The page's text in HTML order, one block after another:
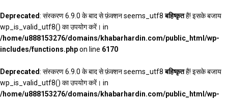
Deprecated: संस्करण 6.9.0 के बाद से फ़ंक्शन seems_utf8बहिष्कृतहै! इसके बजाय
wp_is_valid_utf8() का उपयोग करें। in
/home/u888153276/domains/khabarhardin.com/public_html/wp-
includes/functions.phpon line 6170
Deprecated: संस्करण 6.9.0 के बाद से फ़ंक्शन seems_utf8बहिष्कृतहै! इसके बजाय
wp_is_valid_utf8() का उपयोग करें। in
/home/u888153276/domains/khabarhardin.com/public_html/wp-